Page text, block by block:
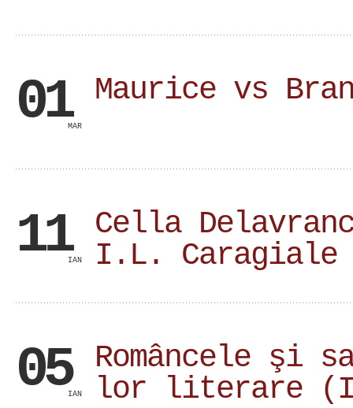
01MAR
Maurice vs
11IAN
Cella
I.L. Caragiale
05IAN
Româncele şi
lor literare